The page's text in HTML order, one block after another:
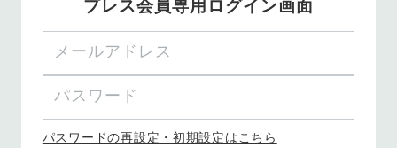
プレス会員専用ログイン画面
パスワードの再設定・初期設定はこちら